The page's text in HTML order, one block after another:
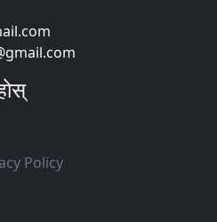
Policy